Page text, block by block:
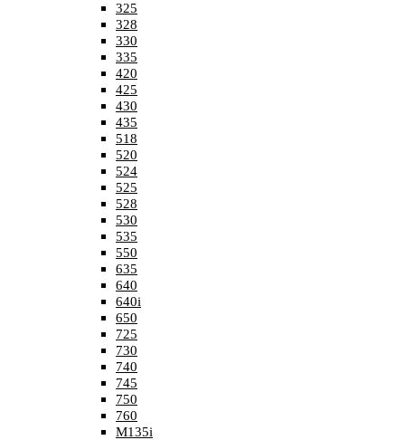
325
328
330
335
420
425
430
435
518
520
524
525
528
530
535
550
635
640
640i
650
725
730
740
745
750
760
M135i